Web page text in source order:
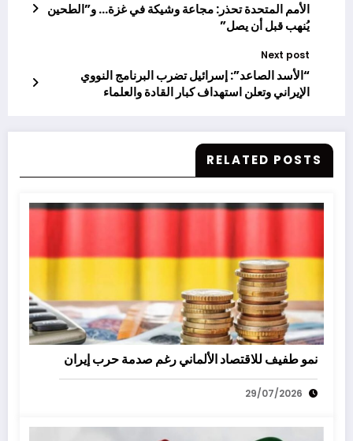
الأمم المتحدة تحذر: مجاعة وشيكة في غزة… و”الطحين
يُنهب قبل أن يصل”
Next post
“الأسد الصاعد”: إسرائيل تضرب البرنامج النووي
الإيراني وتعلن استهداف كبار القادة والعلماء
RELATED POSTS
نمو طفيف للاقتصاد الألماني رغم صدمة حرب إيران
29/07/2026